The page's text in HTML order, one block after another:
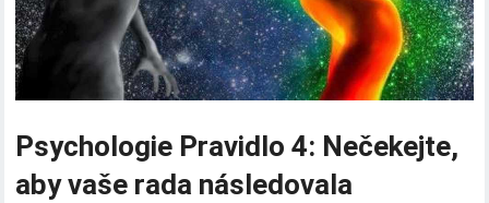
Psychologie Pravidlo 4: Nečekejte,
aby vaše rada následovala